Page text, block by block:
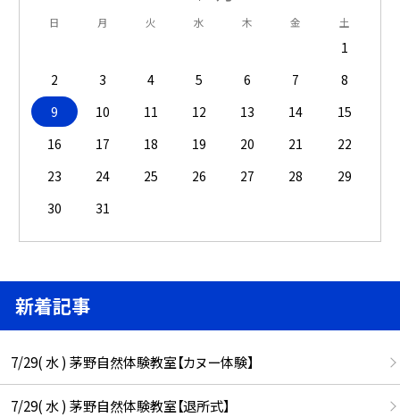
日 月 火 水 木 金 土
1
2
3 4 5 6 7
8
9
10 11 12 13 14
15
16
17 18 19 20 21
22
23
24 25 26 27 28
29
30
31
新着記事
7/29( 水 ) 茅野自然体験教室【カヌー体験】
7/29( 水 ) 茅野自然体験教室【退所式】